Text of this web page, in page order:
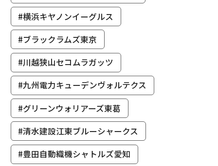
#横浜キヤノンイーグルス
#ブラックラムズ東京
#川越狭山セコムラガッツ
#九州電力キューデンヴォルテクス
#グリーンウォリアーズ東葛
#清水建設江東ブルーシャークス
#豊田自動織機シャトルズ愛知